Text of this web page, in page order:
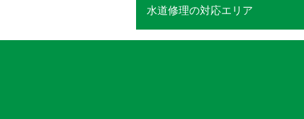
水道修理の対応エリア